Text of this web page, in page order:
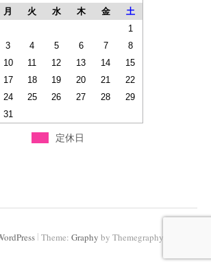
月 火 水 木 金
土
1
3 4 5 6 7
8
10 11 12 13 14
15
17 18 19 20 21
22
24 25 26 27 28
29
31
定休日
| Theme: Graphy by Themegraphy